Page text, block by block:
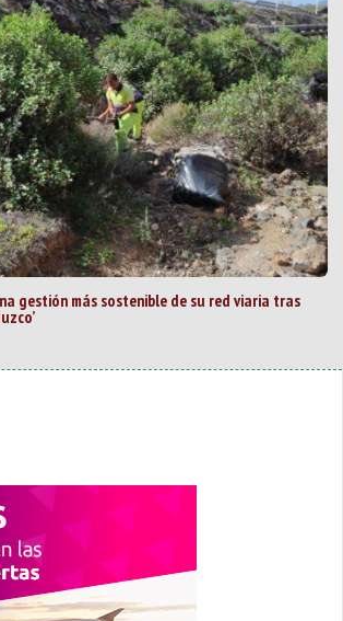
gestión más sostenible de su red viaria tras